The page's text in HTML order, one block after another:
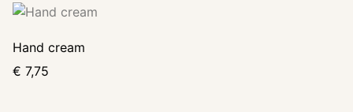
Hand cream
€ 7,75